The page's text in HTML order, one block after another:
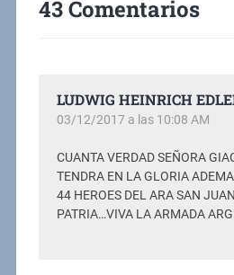
43 Comentarios
LUDWIG HEINRICH
03/12/2017 a las 10:08 AM
CUANTA VERDAD SEÑORA
TENDRA EN LA GLORIA
44 HEROES DEL ARA SAN
PATRIA…VIVA LA ARMADA